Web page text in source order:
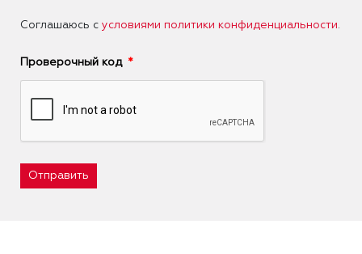
Соглашаюсь с условиями политики конфиденциальности.
Проверочный код
Отправить